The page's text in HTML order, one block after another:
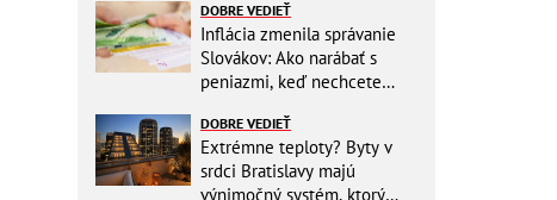
DOBRE VEDIEŤ
Inflácia zmenila správanie
Slovákov: Ako narábať s
peniazmi, keď nechcete
DOBRE VEDIEŤ
Extrémne teploty? Byty v
srdci Bratislavy majú
výnimočný systém, ktorý